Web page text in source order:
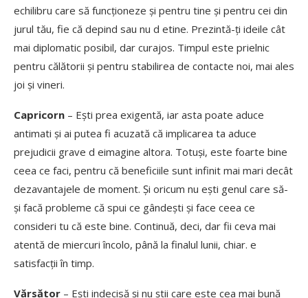
echilibru care să funcționeze și pentru tine și pentru cei din
jurul tău, fie că depind sau nu d etine. Prezintă-ți ideile cât
mai diplomatic posibil, dar curajos. Timpul este prielnic
pentru călătorii și pentru stabilirea de contacte noi, mai ales
joi și vineri.
Capricorn – Ești prea exigentă, iar asta poate aduce
antimati și ai putea fi acuzată că implicarea ta aduce
prejudicii grave d eimagine altora. Totuși, este foarte bine
ceea ce faci, pentru că beneficiile sunt infinit mai mari decât
dezavantajele de moment. Și oricum nu ești genul care să-
și facă probleme că spui ce gândești și face ceea ce
consideri tu că este bine. Continuă, deci, dar fii ceva mai
atentă de miercuri încolo, până la finalul lunii, chiar. e
satisfacții în timp.
Vărsător – Ești indecisă și nu știi care este cea mai bună